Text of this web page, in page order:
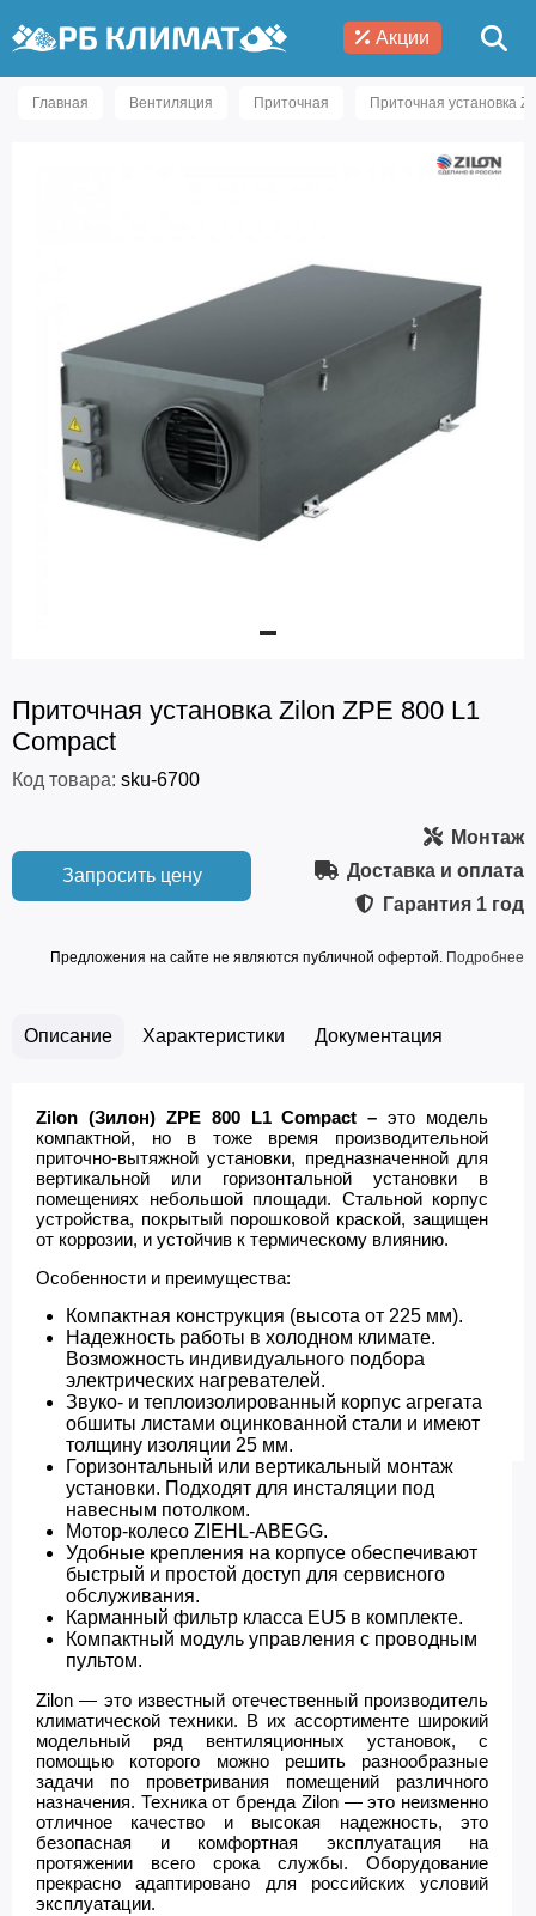
Акции
Главная Вентиляция Приточная Приточная установка
Приточная установка Zilon ZPE 800 L1
Compact
Код товара: sku-6700
Запросить цену
Монтаж
Доставка и оплата
Гарантия 1 год
Предложения на сайте не являются публичной офертой. Подробнее
Описание Характеристики Документация
Zilon (Зилон) ZPE 800 L1 Compact –это модель
компактной, но в тоже время производительной
приточно-вытяжной установки, предназначенной для
вертикальной или горизонтальной установки в
помещениях небольшой площади. Стальной корпус
устройства, покрытый порошковой краской, защищен
от коррозии, и устойчив к термическому влиянию.
Особенности и преимущества:
Компактная конструкция (высота от 225 мм).
Надежность работы в холодном климате.
Возможность индивидуального подбора
электрических нагревателей.
Звуко- и теплоизолированный корпус агрегата
обшиты листами оцинкованной стали и имеют
толщину изоляции 25 мм.
Горизонтальный или вертикальный монтаж
установки. Подходят для инсталяции под
навесным потолком.
Мотор-колесо ZIEHL-ABEGG.
Удобные крепления на корпусе обеспечивают
быстрый и простой доступ для сервисного
обслуживания.
Карманный фильтр класса EU5 в комплекте.
Компактный модуль управления с проводным
пультом.
Zilon — это известный отечественный производитель
климатической техники. В их ассортименте широкий
модельный ряд вентиляционных установок, с
помощью которого можно решить разнообразные
задачи по проветривания помещений различного
назначения. Техника от бренда Zilon — это неизменно
отличное качество и высокая надежность, это
безопасная и комфортная эксплуатация на
протяжении всего срока службы. Оборудование
прекрасно адаптировано для российских условий
эксплуатации.